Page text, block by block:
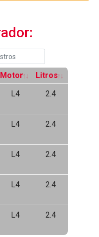
Motor
Litros
L4 2.4
L4 2.4
L4 2.4
L4 2.4
L4 2.4